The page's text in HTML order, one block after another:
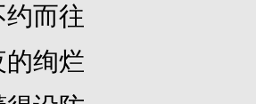
而往
绚烂